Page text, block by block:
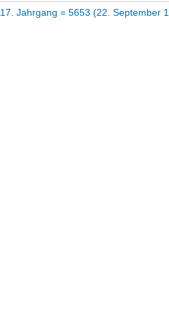
17. Jahrgang = 5653 (22. September